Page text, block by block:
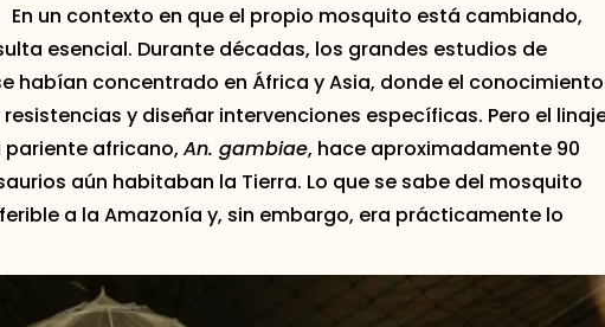
En un contexto en que el propio mosquito está cambiando,
esencial. Durante décadas, los grandes estudios de
habían concentrado en África y Asia, donde el conocimiento
y diseñar intervenciones específicas. Pero el
africano, An. gambiae, hace aproximadamente 90
aún habitaban la Tierra. Lo que se sabe del mosquito
a la Amazonía y, sin embargo, era prácticamente lo